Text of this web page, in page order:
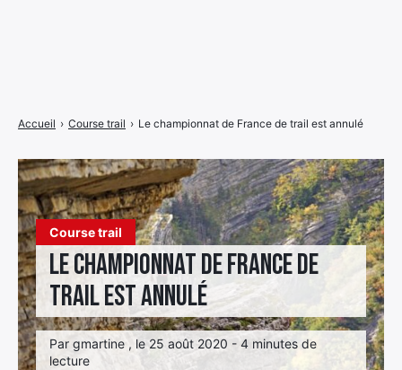
Course trail
Le championnat de France de
trail est annulé
Par gmartine , le 25 août 2020 - 4 minutes de
lecture
Accueil › Course trail › Le championnat de France de trail est annulé
Élément
de
menu
Élément
de
menu
Élément
de
menu